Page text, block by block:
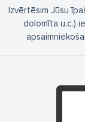
Izvērtēsim Jūsu
dolomīta u.c.)